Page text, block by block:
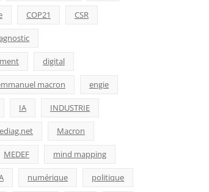
COP21 CSR
digital
macron engie
IA INDUSTRIE
Macron
MEDEF mind mapping
numérique politique